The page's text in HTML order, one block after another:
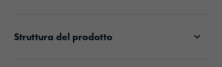
Struttura del prodotto